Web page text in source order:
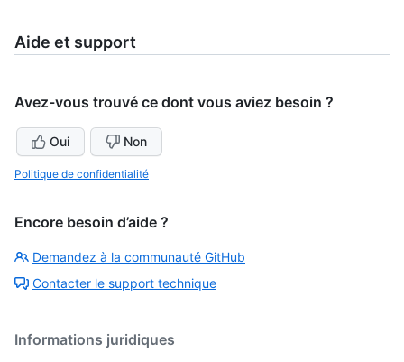
Aide et support
Avez-vous trouvé ce dont vous aviez besoin ?
Oui Non
Politique de confidentialité
Encore besoin d’aide ?
Demandez à la communauté GitHub
Contacter le support technique
Informations juridiques